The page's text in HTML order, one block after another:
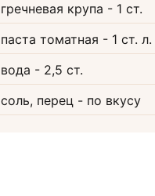
гречневая крупа - 1 ст.
паста томатная - 1 ст. л.
вода - 2,5 ст.
соль, перец - по вкусу